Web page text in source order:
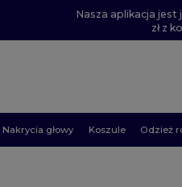
Nasza aplikacja jest
zł z
Nakrycia głowy Koszule Odzież